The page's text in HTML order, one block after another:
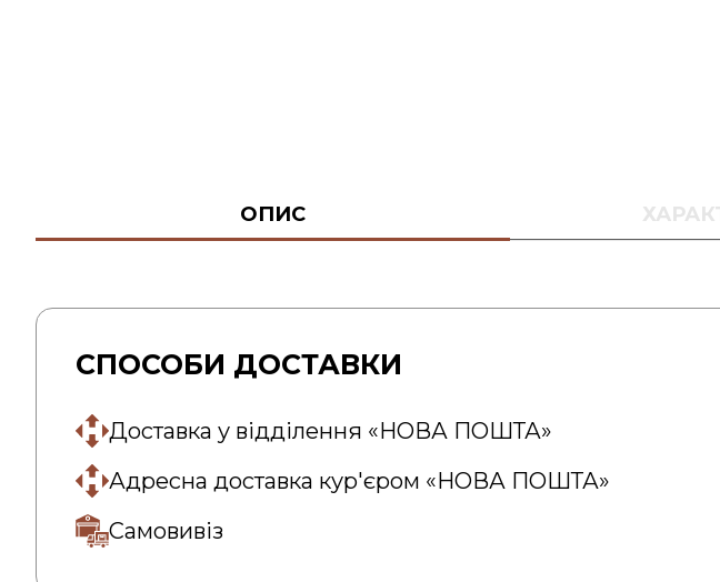
ОПИС
СПОСОБИ ДОСТАВКИ
Доставка у відділення «НОВА ПОШТА»
Адресна доставка кур'єром «НОВА ПОШТА»
Самовивіз